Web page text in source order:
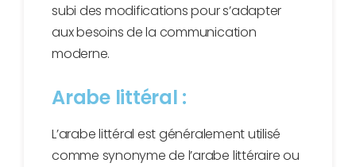
subi des modifications pour s’adapter
aux besoins de la communication
moderne.
Arabe littéral :
L’arabe littéral est généralement utilisé
comme synonyme de l’arabe littéraire ou